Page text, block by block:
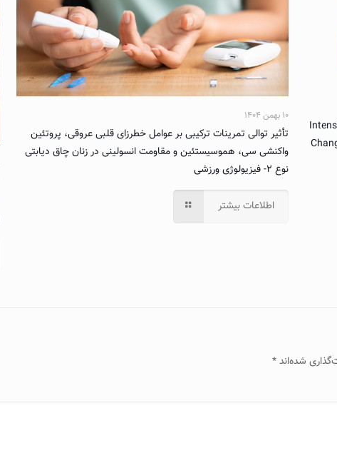
۱۰ بهمن ۱۴۰۴
تأثیر توالی تمرینات ترکیبی بر عوامل خطرزای قلبی عروقی، پروتئین
واکنشی سی، هموسیستئین و مقاومت انسولینی در زنان چاق دیابتی
نوع ۲- فیزیولوژی ورزشی
اطلاعات بیشتر
شده‌اند*